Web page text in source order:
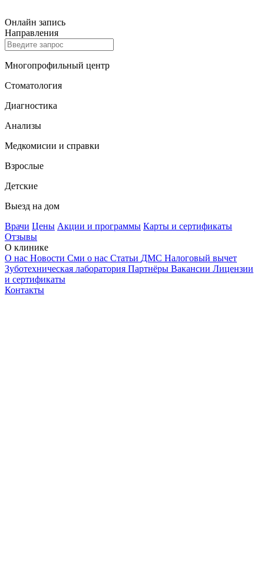
Онлайн запись
Направления
Многопрофильный центр
Стоматология
Диагностика
Анализы
Медкомисии и справки
Взрослые
Детские
Выезд на дом
Врачи Цены Акции и программы Карты и сертификаты
Отзывы
О клинике
О нас Новости Сми о нас Статьи ДМС Налоговый вычет
Зуботехническая лаборатория Партнёры Вакансии Лицензии
и сертификаты
Контакты